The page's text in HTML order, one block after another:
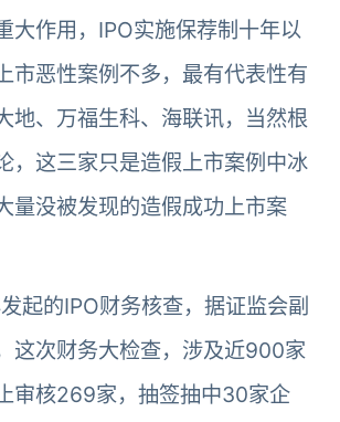
大作用，IPO实施保荐制十年以
市恶性案例不多，最有代表性有
地、万福生科、海联讯，当然根
，这三家只是造假上市案例中冰
量没被发现的造假成功上市案
起的IPO财务核查，据证监会副
这次财务大检查，涉及近900家
审核269家，抽签抽中30家企